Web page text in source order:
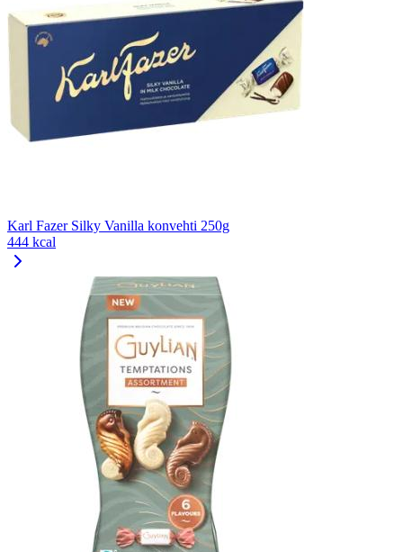
Karl Fazer Silky Vanilla konvehti 250g
444 kcal